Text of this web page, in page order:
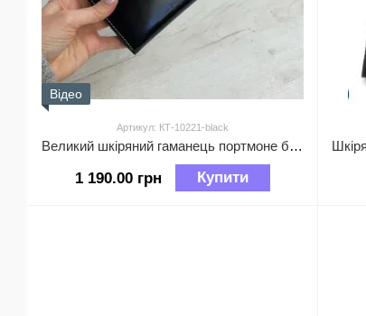
Відео
Артикул: КТ-10221-black
Великий шкіряний гаманець портмоне багато відділів А03-КТ-10221 Чорний
1 190.00 грн Купити